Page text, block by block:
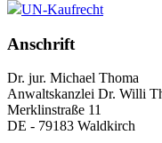
UN-Kaufrecht
Anschrift
Dr. jur. Michael Thoma
Anwaltskanzlei Dr. Willi
Merklinstraße 11
DE - 79183 Waldkirch